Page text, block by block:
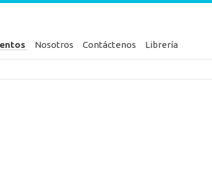
Nosotros Contáctenos Librería